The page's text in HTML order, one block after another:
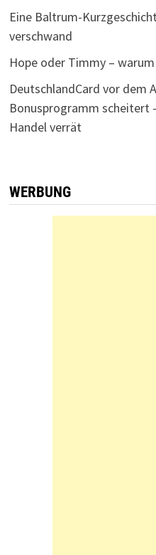
Eine Baltrum-
verschwand
Hope oder Timmy –
DeutschlandCard vor dem
Bonusprogramm scheitert
Handel verrät
WERBUNG